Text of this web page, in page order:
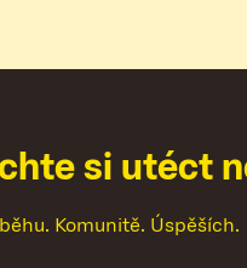
hte si utéct n
Komunitě. Úspěších.